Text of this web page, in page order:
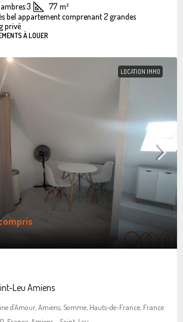
3 77 m²
bel appartement comprenant 2 grandes
privé
À LOUER
LOCATION IMMO
Leu Amiens
d'Amour, Amiens, Somme, Hauts-de-France, France